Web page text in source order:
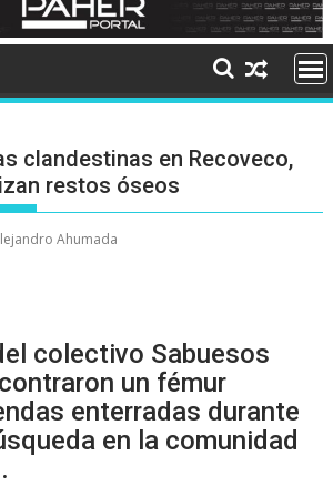
clandestinas en Recoveco,
restos óseos
Ahumada
colectivo Sabuesos
un fémur
enterradas durante
en la comunidad